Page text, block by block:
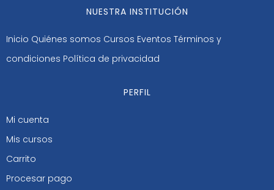
NUESTRA INSTITUCIÓN
Inicio Quiénes somos Cursos Eventos Términos y
condiciones Política de privacidad
PERFIL
Mi cuenta
Mis cursos
Carrito
Procesar pago